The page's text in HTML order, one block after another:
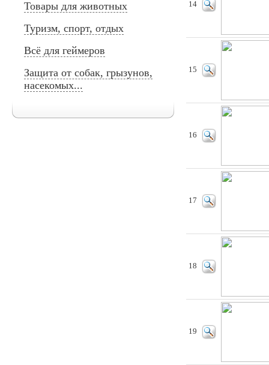
Товары для животных
Туризм, спорт, отдых
Всё для геймеров
Защита от собак, грызунов,
насекомых...
14
15
16
17
18
19